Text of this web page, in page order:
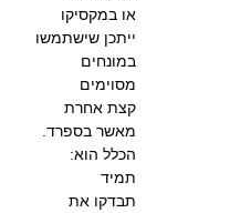
או במקסיקו
ייתכן שישתמשו
במונחים
מסוימים
קצת אחרת
מאשר בספרד.
הכלל הוא:
תמיד
תבדקו את